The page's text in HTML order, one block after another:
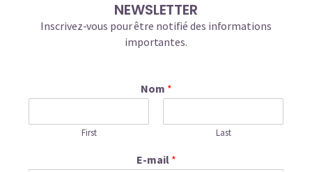
NEWSLETTER
Inscrivez-vous pour être notifié des informations
importantes.
Nom *
First Last
E-mail *